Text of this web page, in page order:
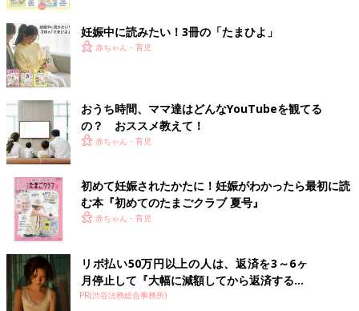
妊娠中に読みたい！3冊の「たまひよ」
赤ちゃん・育児
おうち時間、ママ達はどんなYouTubeを観てる
の？ おススメ教えて！
赤ちゃん・育児
初めて妊娠されたかたに！妊娠がわかったら最初に読
む本『初めてのたまごクラブ 夏号』
赤ちゃん・育児
リボ払い50万円以上の人は、返済を3～6ヶ
月停止して『大幅に減額してから返済する...
PR(渋谷法務総合事務所)